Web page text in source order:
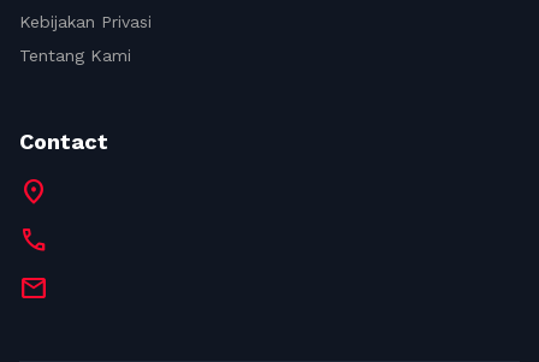
Kebijakan Privasi
Tentang Kami
Contact
location_on
call
mail